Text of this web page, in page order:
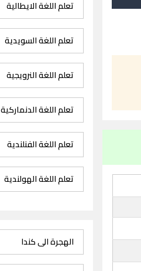
تعلم اللغة الايطالية
تعلم اللغة السويدية
تعلم اللغة النرويجية
تعلم اللغة الدنماركية
تعلم اللغة الفنلندية
تعلم اللغة الهولندية
الهجرة الى كندا